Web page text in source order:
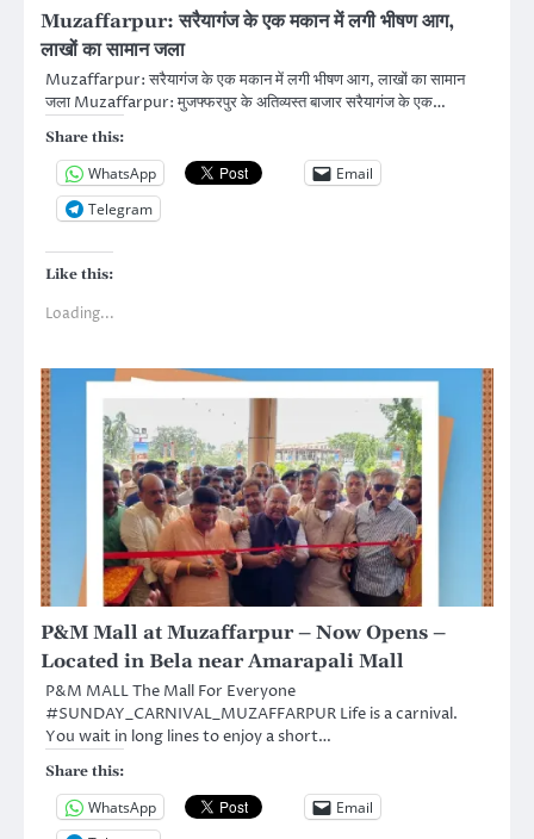
Muzaffarpur: सरैयागंज के एक मकान में लगी भीषण आग,
लाखों का सामान जला
Muzaffarpur: सरैयागंज के एक मकान में लगी भीषण आग, लाखों का सामान
जला Muzaffarpur: मुजफ्फरपुर के अतिव्यस्त बाजार सरैयागंज के एक…
Share this:
WhatsApp
Email
Telegram
Like this:
Loading...
P&M Mall at Muzaffarpur – Now Opens –
Located in Bela near Amarapali Mall
P&M MALL The Mall For Everyone
#SUNDAY_CARNIVAL_MUZAFFARPUR Life is a carnival.
You wait in long lines to enjoy a short…
Share this:
WhatsApp
Email